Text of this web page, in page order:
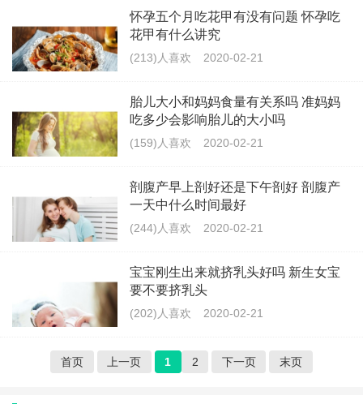
怀孕五个月吃花甲有没有问题 怀孕吃
花甲有什么讲究
(213)人喜欢 2020-02-21
胎儿大小和妈妈食量有关系吗 准妈妈
吃多少会影响胎儿的大小吗
(159)人喜欢 2020-02-21
剖腹产早上剖好还是下午剖好 剖腹产
一天中什么时间最好
(244)人喜欢 2020-02-21
宝宝刚生出来就挤乳头好吗 新生女宝
要不要挤乳头
(202)人喜欢 2020-02-21
首页 上一页 1 2 下一页 末页